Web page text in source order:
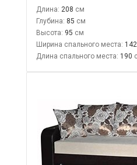
Длина: 208
Глубина: 85
Высота: 95
Ширина спального места: 142
Длина спального места: 190